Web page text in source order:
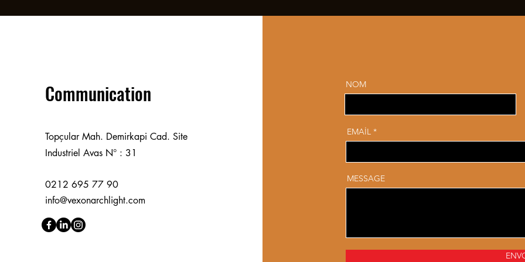
Communication
Topçular Mah. Demirkapi Cad. Site
Industriel Avas N° : 31
0212 695 77 90
info@vexonarchlight.com
NOM
EMAİL
MESSAGE